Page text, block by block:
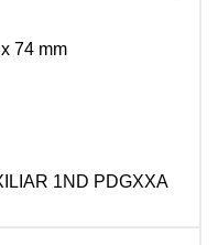
74 mm
1ND PDGXXA